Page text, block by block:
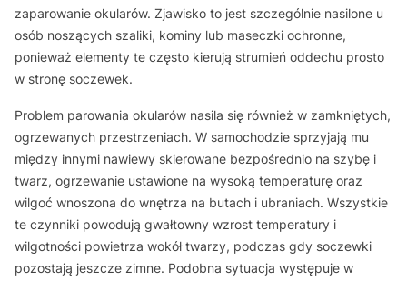
zaparowanie okularów. Zjawisko to jest szczególnie nasilone u
osób noszących szaliki, kominy lub maseczki ochronne,
ponieważ elementy te często kierują strumień oddechu prosto
w stronę soczewek.
Problem parowania okularów nasila się również w zamkniętych,
ogrzewanych przestrzeniach. W samochodzie sprzyjają mu
między innymi nawiewy skierowane bezpośrednio na szybę i
twarz, ogrzewanie ustawione na wysoką temperaturę oraz
wilgoć wnoszona do wnętrza na butach i ubraniach. Wszystkie
te czynniki powodują gwałtowny wzrost temperatury i
wilgotności powietrza wokół twarzy, podczas gdy soczewki
pozostają jeszcze zimne. Podobna sytuacja występuje w